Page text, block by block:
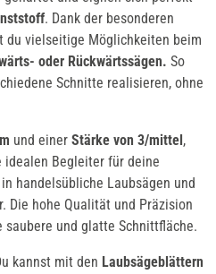
. Dank der besonderen
du vielseitige Möglichkeiten beim
oder Rückwärtssägen. So
Schnitte realisieren, ohne
und einer Stärke von 3/mittel ,
idealen Begleiter für deine
handelsübliche Laubsägen und
Die hohe Qualität und Präzision
und glatte Schnittfläche.
kannst mit den Laubsägeblättern